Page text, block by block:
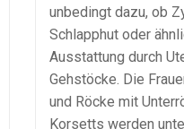
unbedingt dazu, ob
Schlapphut oder
Ausstattung durch
Gehstöcke. Die
und Röcke mit
Korsetts werden